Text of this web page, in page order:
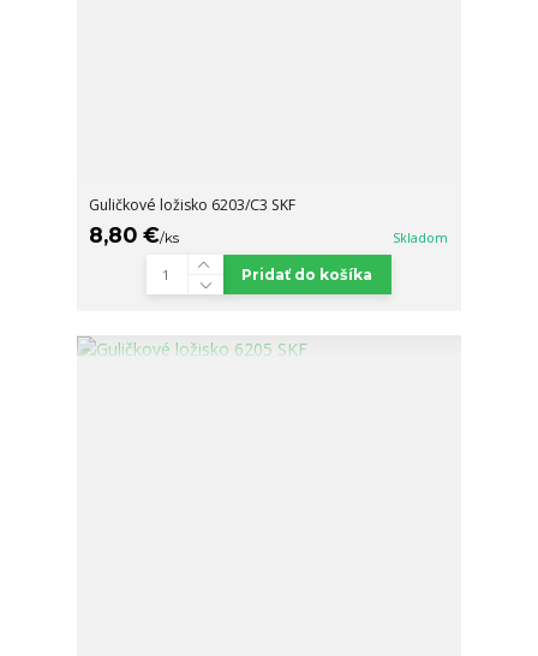
Guličkové ložisko 6203/C3 SKF
8,80 €/ks Skladom
Pridať do košíka